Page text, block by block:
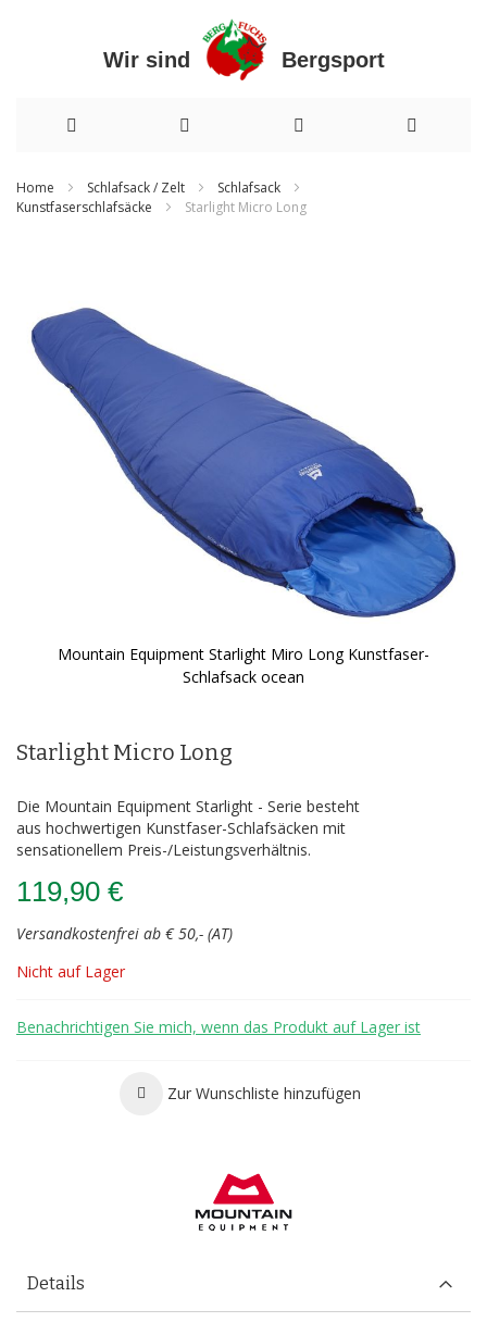
Wir sind Bergsport
zum
Home Schlafsack / Zelt
Schlafsack
Kunstfaserschlafsäcke
Starlight Micro Long
Bildergalerie
springen
Mountain Equipment Starlight Miro Long Kunstfaser-
Schlafsack ocean
der
Bildergalerie
Starlight Micro Long
Die Mountain Equipment Starlight - Serie besteht
aus hochwertigen Kunstfaser-Schlafsäcken mit
sensationellem Preis-/Leistungsverhältnis.
119,90 €
Versandkostenfrei ab € 50,- (AT)
Nicht auf Lager
Benachrichtigen Sie mich, wenn das Produkt auf Lager ist
Zur Wunschliste hinzufügen
Details